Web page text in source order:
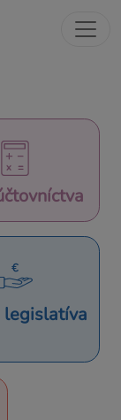
legislatíva